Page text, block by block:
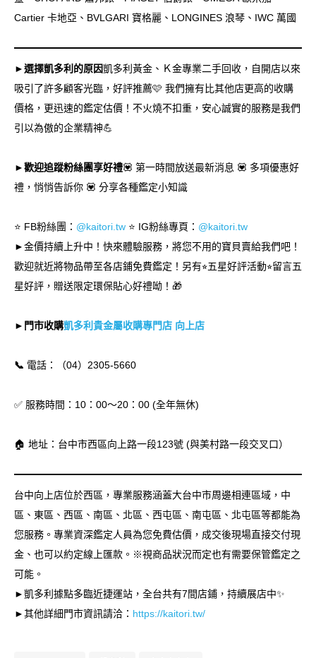
Cartier 卡地亞、BVLGARI 寶格麗、LONGINES 浪琴、IWC 萬國
►選擇凱多利的原因凱多利黃金、Ｋ金專業二手回收，自開店以來
吸引了許多顧客光臨，好評推薦🩷 我們擁有比其他店更高的收購
價格，更迅速的鑑定估價！不火燒不扣重，安心誠實的服務是我們
引以為傲的企業精神💪
►歡迎追蹤粉絲團享好禮💟 第一時間放送最新消息 💟 多項優惠好
禮，悄悄告訴你 💟 分享各種鑑定小知識
⭐️ FB粉絲團： @kaitori.tw ⭐️ IG粉絲專頁： @kaitori.tw
►金價持續上升中！快來體驗服務，將您不用的寶貝賣給我們吧！
歡迎就近將物品帶至各店鋪免費鑑定！另有⭐︎五星好評活動⭐︎留言五
星好評，贈送限定環保貼心好禮呦！🎁
►門市收購凱多利貴金屬收購專門店 向上店
📞 電話：（04）2305-5660
✅ 服務時間：10：00～20：00 (全年無休)
🏠 地址：台中市西區向上路一段123號 (與美村路一段交叉口）
台中向上店位於西區，專業服務涵蓋大台中市周邊相連區域，中
區、東區、西區、南區、北區、西屯區、南屯區、北屯區等都能為
您服務。專業資深鑑定人員為您免費估價，成交後現場直接交付現
金、也可以約定線上匯款。※視商品狀況而定也有需要保管鑑定之
可能。
►凱多利據點多臨近捷運站，全台共有7間店鋪，持續展店中✨
►其他詳細門市資訊請洽： https://kaitori.tw/